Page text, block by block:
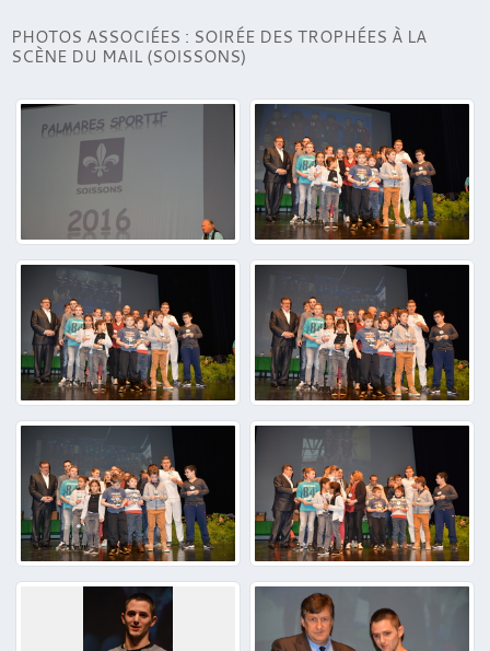
PHOTOS ASSOCIÉES : SOIRÉE DES TROPHÉES À LA
SCÈNE DU MAIL (SOISSONS)